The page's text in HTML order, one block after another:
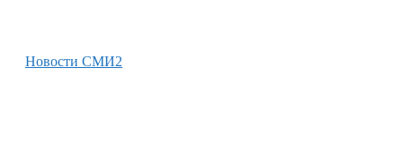
Новости СМИ2